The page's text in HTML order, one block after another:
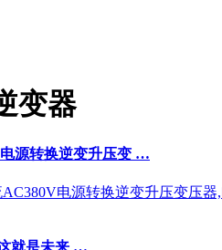
变器
电源转换逆变升压变 …
电源转换逆变升压变压